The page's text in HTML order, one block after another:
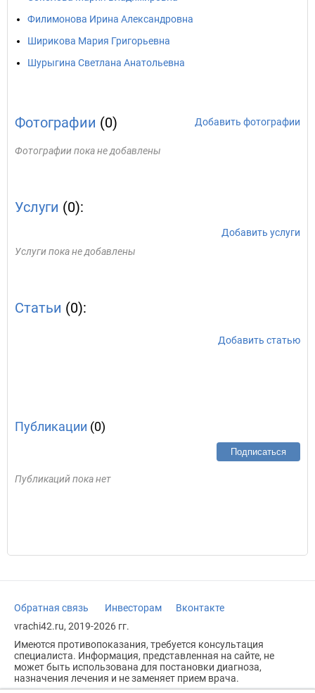
Филимонова Ирина Александровна
Ширикова Мария Григорьевна
Шурыгина Светлана Анатольевна
Фотографии (0) Добавить фотографии
Фотографии пока не добавлены
Услуги (0):
Добавить услуги
Услуги пока не добавлены
Статьи (0):
Добавить статью
Публикации (0)
Подписаться
Публикаций пока нет
Обратная связь Инвесторам
Вконтакте
vrachi42.ru, 2019-2026 гг.
Имеются противопоказания, требуется консультация
специалиста. Информация, представленная на сайте, не
может быть использована для постановки диагноза,
назначения лечения и не заменяет прием врача.